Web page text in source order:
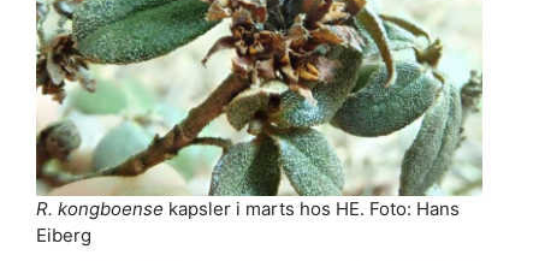
R. kongboense kapsler i marts hos HE. Foto: Hans
Eiberg